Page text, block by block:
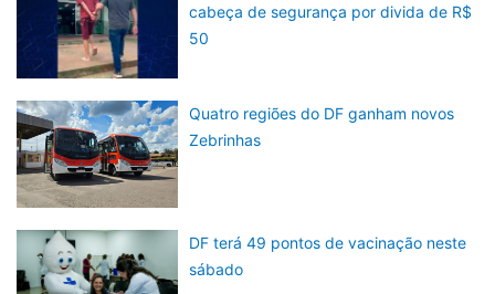
cabeça de segurança por divida de R$
50
Quatro regiões do DF ganham novos
Zebrinhas
DF terá 49 pontos de vacinação neste
sábado